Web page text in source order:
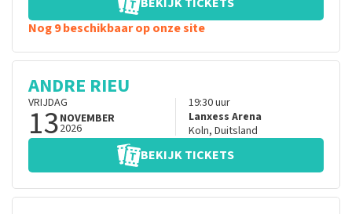
Nog 9 beschikbaar op onze site
ANDRE RIEU
VRIJDAG
13NOVEMBER
2026
19:30uur
Lanxess Arena
Koln, Duitsland
BEKIJK TICKETS